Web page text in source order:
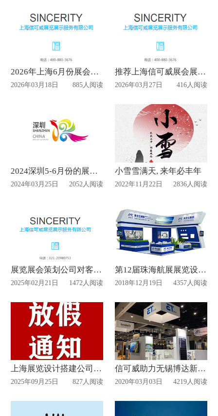
2026年上海6月份展会设计排期表
2026年03月18日 885人阅读
推荐上海信可威展会展台装修优选服务商
2026年03月27日 416人阅读
2024深圳5-6月份的展台搭建设计信息表
2024年03月25日 2052人阅读
小雪雪满天, 来年必丰年
2022年11月22日 2836人阅读
展览展会策划公司对客户的承诺
2025年02月21日 1472人阅读
第12届珠海航展展览设计品牌【海洋王照明】
2018年12月19日 4357人阅读
上海展览设计搭建公司国庆放假通知
2025年09月25日 827人阅读
信可威助力无锡博达新能源参展2020北美国际太阳能技术展
2020年03月03日 4219人阅读